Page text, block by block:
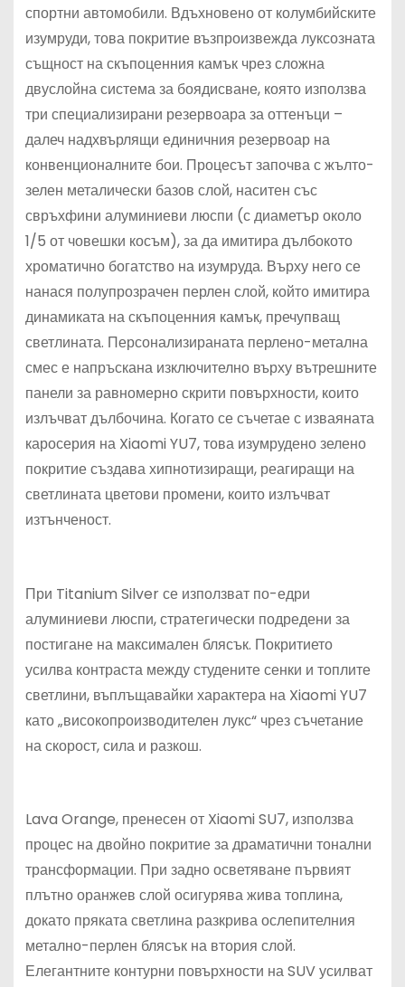
спортни автомобили. Вдъхновено от колумбийските
изумруди, това покритие възпроизвежда луксозната
същност на скъпоценния камък чрез сложна
двуслойна система за боядисване, която използва
три специализирани резервоара за оттенъци –
далеч надхвърлящи единичния резервоар на
конвенционалните бои. Процесът започва с жълто-
зелен металически базов слой, наситен със
свръхфини алуминиеви люспи (с диаметър около
1/5 от човешки косъм), за да имитира дълбокото
хроматично богатство на изумруда. Върху него се
нанася полупрозрачен перлен слой, който имитира
динамиката на скъпоценния камък, пречупващ
светлината. Персонализираната перлено-метална
смес е напръскана изключително върху вътрешните
панели за равномерно скрити повърхности, които
излъчват дълбочина. Когато се съчетае с изваяната
каросерия на Xiaomi YU7, това изумрудено зелено
покритие създава хипнотизиращи, реагиращи на
светлината цветови промени, които излъчват
изтънченост.
При Titanium Silver се използват по-едри
алуминиеви люспи, стратегически подредени за
постигане на максимален блясък. Покритието
усилва контраста между студените сенки и топлите
светлини, въплъщавайки характера на Xiaomi YU7
като „високопроизводителен лукс“ чрез съчетание
на скорост, сила и разкош.
Lava Orange, пренесен от Xiaomi SU7, използва
процес на двойно покритие за драматични тонални
трансформации. При задно осветяване първият
плътно оранжев слой осигурява жива топлина,
докато пряката светлина разкрива ослепителния
метално-перлен блясък на втория слой.
Елегантните контурни повърхности на SUV усилват